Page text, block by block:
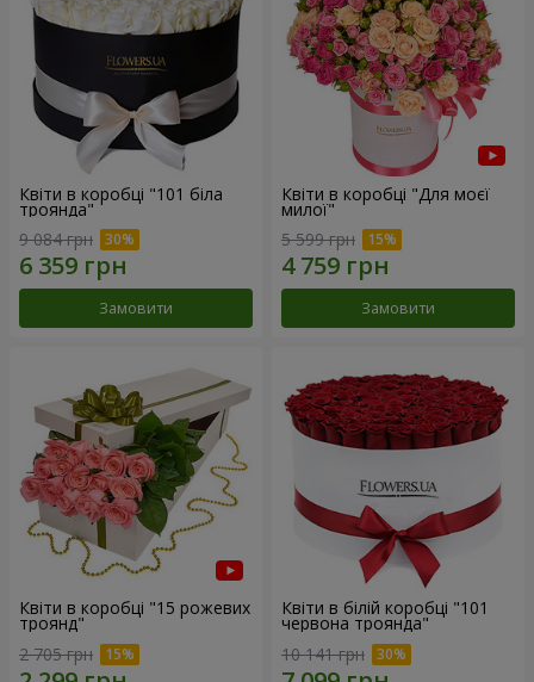
Квіти в коробці "101 біла
троянда"
9 084 грн
Замовити
Квіти в коробці "Для моєї
милої"
5 599 грн
Замовити
Квіти в коробці "15 рожевих
троянд"
2 705 грн
Квіти в білій коробці "101
червона троянда"
10 141 грн